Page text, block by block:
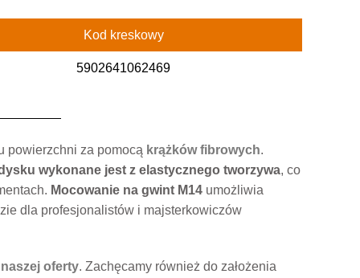
Kod kreskowy
5902641062469
powierzchni za pomocą krążków fibrowych.
dysku wykonane jest z elastycznego tworzywa, co
Mocowanie na gwint M14 umożliwia
dla profesjonalistów i majsterkowiczów
oferty. Zachęcamy również do założenia